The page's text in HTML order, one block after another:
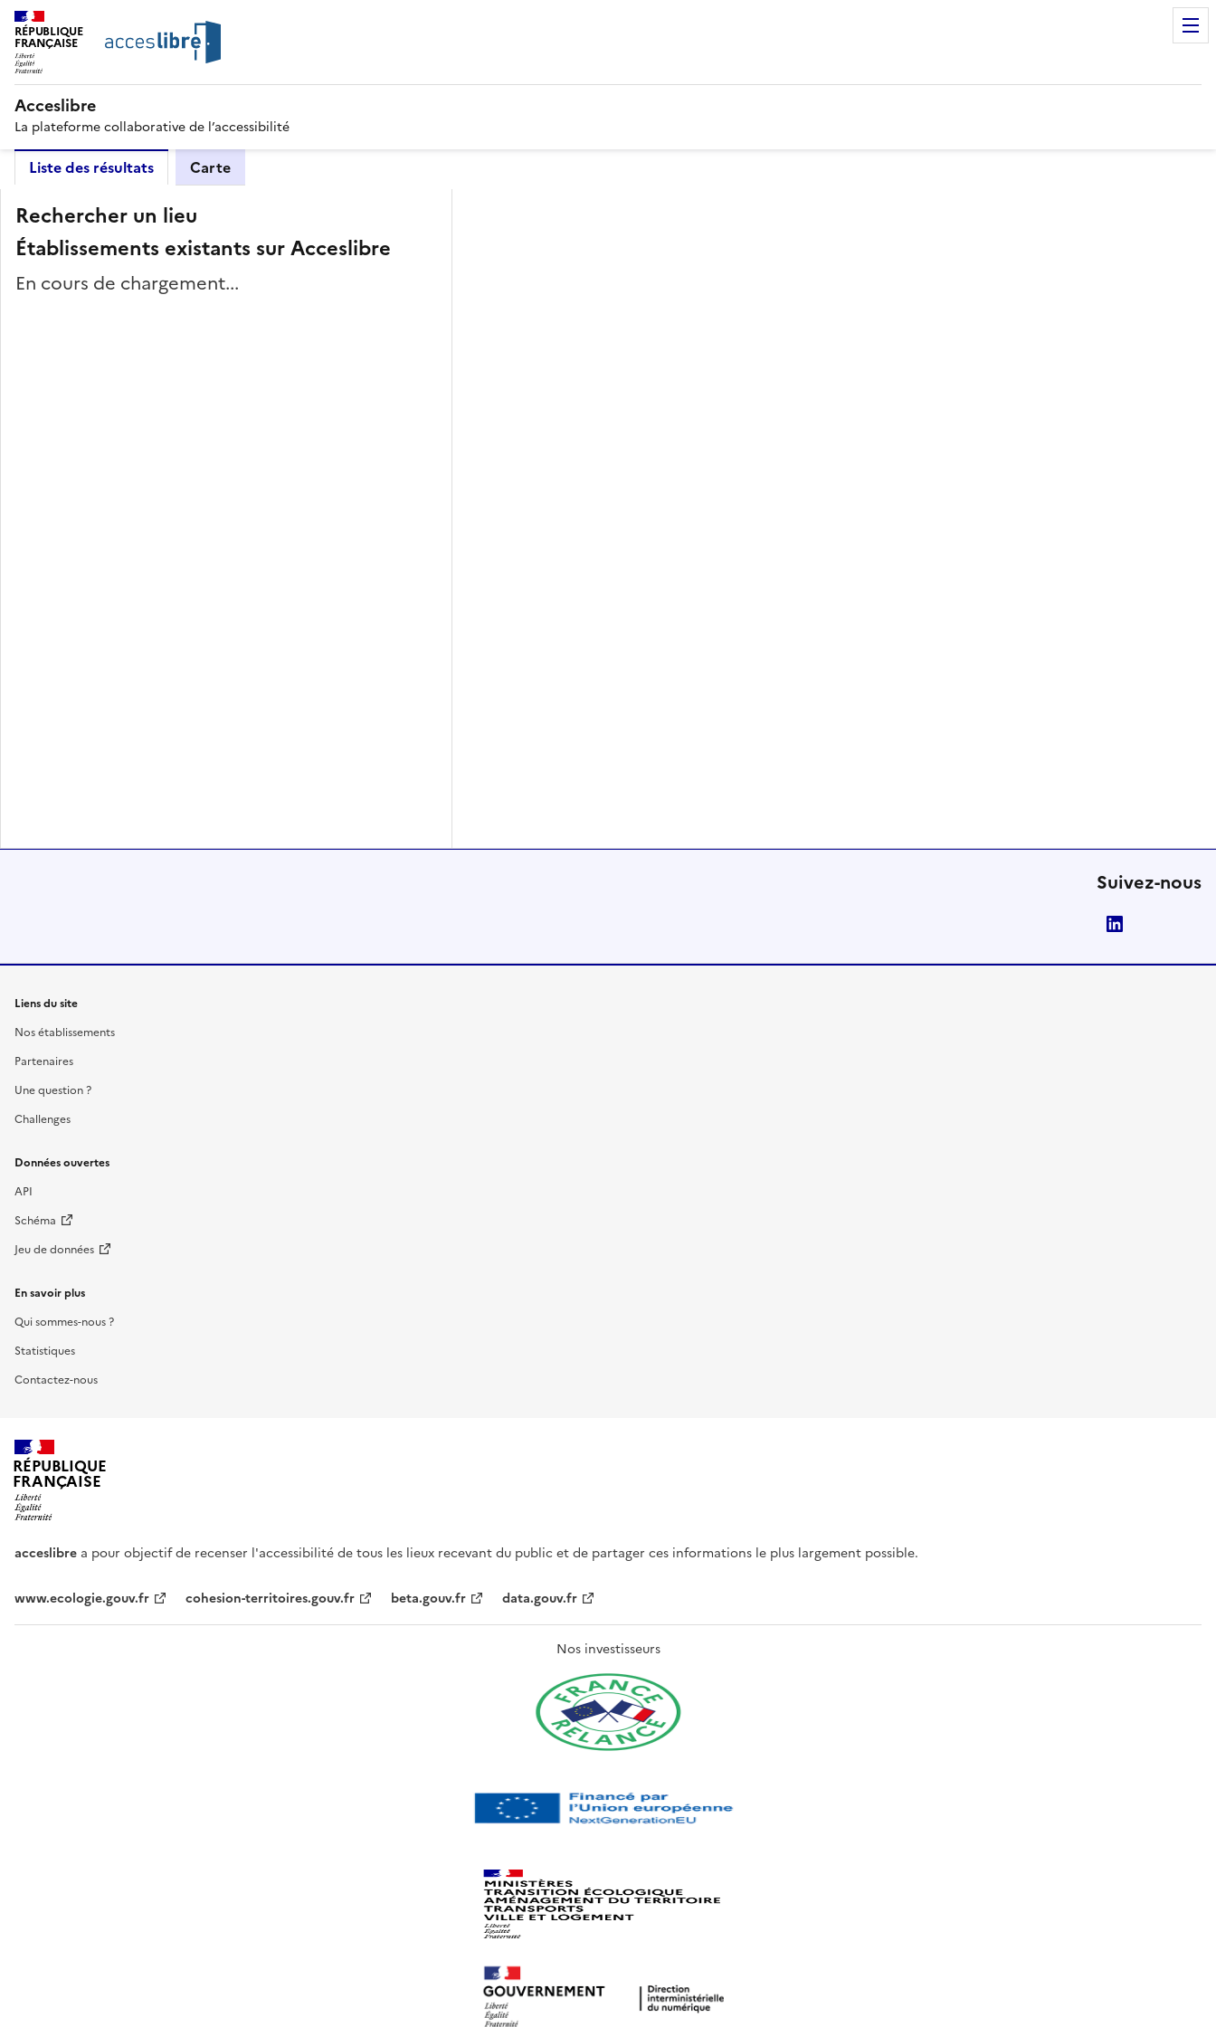
RÉPUBLIQUE
FRANÇAISE
Acceslibre
La plateforme collaborative de l’accessibilité
Liste des résultats Carte
Rechercher un lieu
Établissements existants sur Acceslibre
En cours de chargement...
Suivez-nous
Liens du site
Nos établissements
Partenaires
Une question ?
Challenges
Données ouvertes
API
Schéma
Jeu de données
En savoir plus
Qui sommes-nous ?
Statistiques
Contactez-nous
RÉPUBLIQUE
FRANÇAISE
acceslibre a pour objectif de recenser l'accessibilité de tous les lieux recevant du public et de partager ces informations le plus largement possible.
www.ecologie.gouv.fr cohesion-territoires.gouv.fr beta.gouv.fr data.gouv.fr
Nos investisseurs